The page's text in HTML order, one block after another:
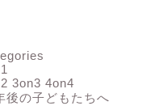
3on3 4on4
後の子どもたちへ